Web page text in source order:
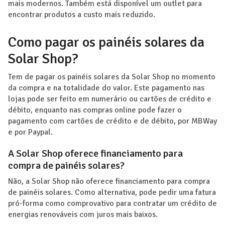
mais modernos. Também está disponível um outlet para
encontrar produtos a custo mais reduzido.
Como pagar os painéis solares da
Solar Shop?
Tem de pagar os painéis solares da Solar Shop no momento
da compra e na totalidade do valor. Este pagamento nas
lojas pode ser feito em numerário ou cartões de crédito e
débito, enquanto nas compras online pode fazer o
pagamento com cartões de crédito e de débito, por MBWay
e por Paypal.
A Solar Shop oferece financiamento para
compra de painéis solares?
Não, a Solar Shop não oferece financiamento para compra
de painéis solares. Como alternativa, pode pedir uma fatura
pró-forma como comprovativo para contratar um crédito de
energias renováveis com juros mais baixos.